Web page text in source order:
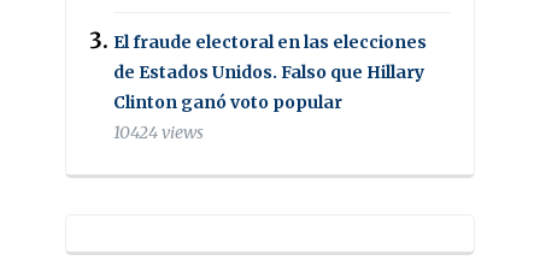
El fraude electoral en las elecciones
de Estados Unidos. Falso que Hillary
Clinton ganó voto popular
10424 views